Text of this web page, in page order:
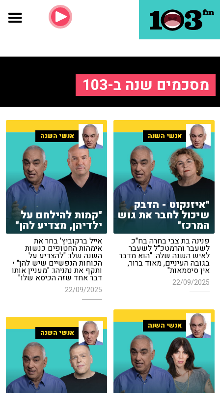
מסכמים שנה ב-103
אנשי השנה
"איזנקוט - הדבק
שיכול לחבר את גוש
המרכז"
פנינה בת צבי בחרה בח"כ
לשעבר והרמטכ"ל לשעבר
לאיש השנה שלה: "הוא מדבר
בגובה העיניים, מאוד ברור,
אין סיסמאות"
22/09/2025
אנשי השנה
"קמות להילחם על
ילדיהן, מצדיע להן"
אייל ברקוביץ' בחר את
אימהות החטופים כנשות
השנה שלו: "להצדיע על
הכוחות הנפשיים שיש להן" •
ותקף את נתניהו: "מעניין אותו
דבר אחד שזה הכיסא שלו"
22/09/2025
אנשי השנה
אנשי השנה